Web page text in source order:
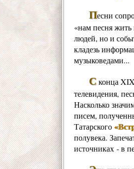
Песни
«нам песня жить
людей, но и
кладезь
музыковедами...
Сконца
телевидения,
Насколько
писем,
Татарского
полувека.
источниках - в